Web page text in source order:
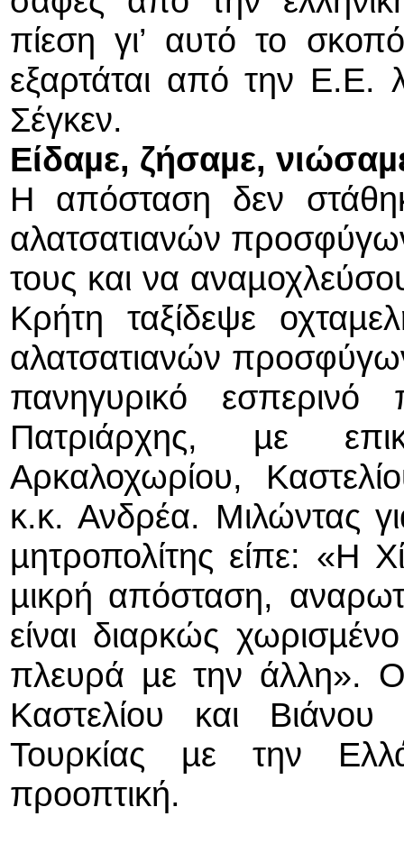
πίεση γι’ αυτό το
εξαρτάται από την Ε.Ε.
Σέγκεν.
Είδαµε, ζήσαµε,
Η απόσταση δεν
αλατσατιανών
τους και να
Κρήτη ταξίδεψε
αλατσατιανών
πανηγυρικό εσπερινό
Πατριάρχης, µε
Αρκαλοχωρίου,
κ.κ. Ανδρέα. Μιλώντας
µητροπολίτης είπε: «Η
µικρή απόσταση,
είναι διαρκώς
πλευρά µε την άλλη». Ο
Καστελίου και
Τουρκίας µε την
προοπτική.